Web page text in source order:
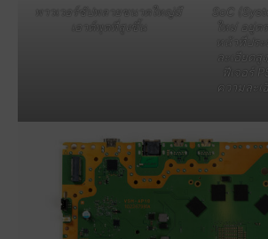
พาวเวอร์ซัปพลายขนาดใหญ่มี
เอาต์พุตที่สูงขึ้น
SoC
ใหม่ อยู่ต
หน้าที่ปร
ละเอียดสู
ฟีเจอร์
ความละเ